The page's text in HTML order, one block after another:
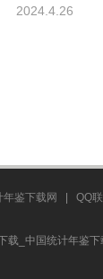
2024.4.26
鉴下载网 QQ
载_中国统计年鉴